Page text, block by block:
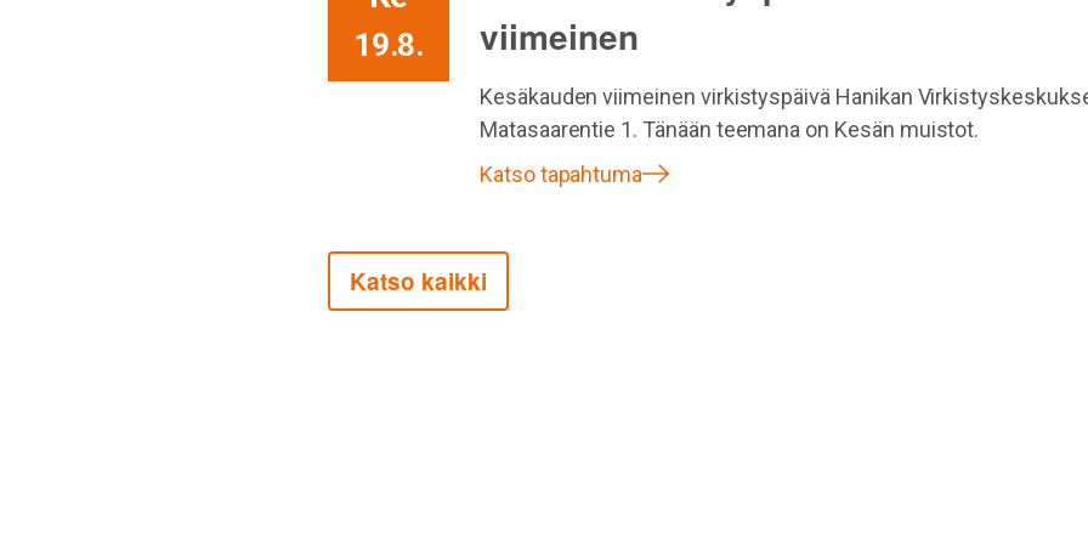
19.8.
viimeinen
Kesäkauden viimeinen virkistyspäivä Hanikan
Matasaarentie 1. Tänään teemana on Kesän muistot.
Katso tapahtuma
Katso kaikki